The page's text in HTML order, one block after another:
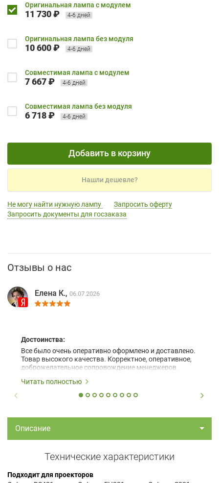
Оригинальная лампа с модулем
11 730 ₽ 4-6 дней
Оригинальная лампа без модуля
10 600 ₽ 4-6 дней
Совместимая лампа с модулем
7 667 ₽ 4-6 дней
Совместимая лампа без модуля
6 718 ₽ 4-6 дней
Добавить в корзину
Нашли дешевле?
Не могу найти нужную лампу
Запросить оферту
Запросить документы для госзаказа
Отзывы о нас
Елена К., 06.07.2026
Достоинства:
Все было очень оперативно оформлено и доставлено.
Товар высокого качества. Корректное, оперативное,
доброжелательное сопровождение менеджеров.
Читать полностью
Описание
Технические характеристики
Подходит для проекторов